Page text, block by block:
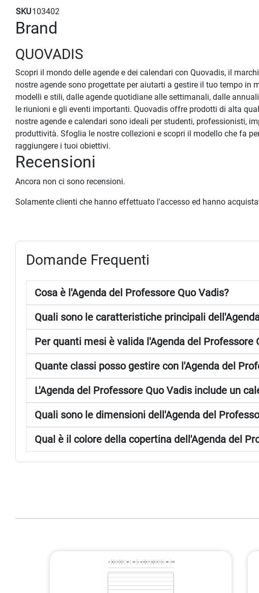
SKU103402
Brand
QUOVADIS
Scopri il mondo delle agende e dei calendari con Quovadis, il
nostre agende sono progettate per aiutarti a gestire il tuo tempo
modelli e stili, dalle agende quotidiane alle settimanali, dalle
le riunioni e gli eventi importanti. Quovadis offre prodotti di alta
nostre agende e calendari sono ideali per studenti, professionisti,
produttività. Sfoglia le nostre collezioni e scopri il modello che fa
raggiungere i tuoi obiettivi.
Recensioni
Ancora non ci sono recensioni.
Solamente clienti che hanno effettuato l'accesso ed hanno
Domande Frequenti
Cosa è l'Agenda del Professore Quo Vadis?
Quali sono le caratteristiche principali
Per quanti mesi è valida l'Agenda del Professore
Quante classi posso gestire con l'Agenda del
L'Agenda del Professore Quo Vadis include un
Quali sono le dimensioni dell'Agenda del
Qual è il colore della copertina dell'Agenda del